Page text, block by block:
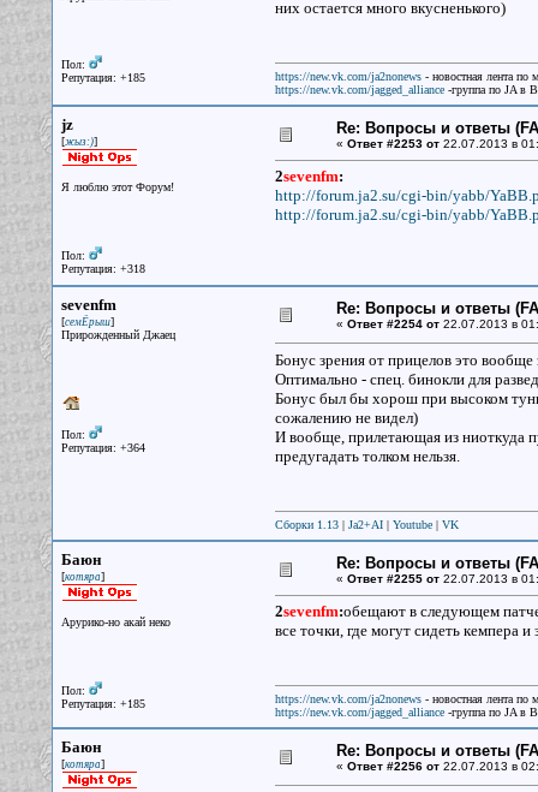
Пол:
Репутация: +185
них остается много вкусненького)
https://new.vk.com/ja2nonews- новостная лента по
https://new.vk.com/jagged_alliance-группа по JA в
jz
[жыз:)]
Я люблю этот Форум!
Пол:
Репутация: +318
Re: Вопросы и ответы
« Ответ #2253 от22.07.2013 в
2sevenfm:
http://forum.ja2.su/cgi-bin/yabb/
http://forum.ja2.su/cgi-bin/yabb/
sevenfm
[семЁрыш]
Прирожденный Джаец
Пол:
Репутация: +364
Re: Вопросы и ответы
« Ответ #2254 от22.07.2013 в
Бонус зрения от прицелов это вообще
Оптимально - спец. бинокли для
Бонус был бы хорош при высоком
сожалению не видел)
И вообще, прилетающая из ниоткуда
предугадать толком нельзя.
Сборки 1.13| Ja2+AI| Youtube| VK
Баюн
[котяра]
Арурико-но акай неко
Пол:
Репутация: +185
Re: Вопросы и ответы
« Ответ #2255 от22.07.2013 в
2sevenfm:обещают в следующем
все точки, где могут сидеть кемпера
https://new.vk.com/ja2nonews- новостная лента по
https://new.vk.com/jagged_alliance-группа по JA в
Баюн
[котяра]
Re: Вопросы и ответы
« Ответ #2256 от22.07.2013 в